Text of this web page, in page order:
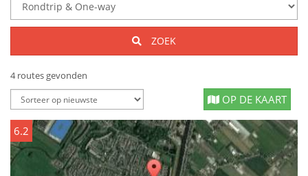
ZOEK
4 routes gevonden
OP DE KAART
6.2